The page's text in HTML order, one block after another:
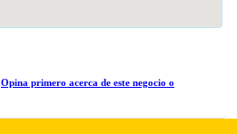
Opina primero acerca de este negocio o